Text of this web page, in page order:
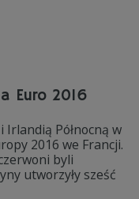
Euro 2016
Północną w
2016 we Francji.
byli
utworzyły sześć